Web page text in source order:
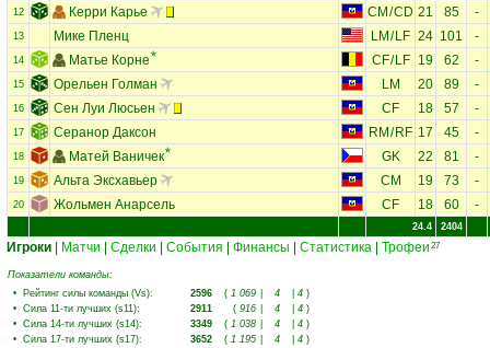
12 Керри Карье CM /CD 21 85 -
13 Мике Пленц LM / LF 24 101 -
14 Матье Корне CF/LF 19 62 -
15 Орельен Голман LM 20 89 -
16 Сен Луи Люсьен CF 18 57 -
17 Серанор Даксон RM / RF 17 45 -
18 Матей Ваничек GK 22 81 -
19 Альта Эксхавьер CM 19 73 -
20 Жольмен Анарсель CF 18 60 -
24.4 2404
Игроки Матчи Сделки События Финансы Статистика Трофеи 27
Показатели команды:
• Рейтинг силы команды (Vs): 2596 ( 1 069 4 4 )
• Сила 11-ти лучших (s11): 2911 ( 916 4 4 )
• Сила 14-ти лучших (s14): 3349 ( 1 038 4 4 )
• Сила 17-ти лучших (s17): 3652 ( 1 195 4 4 )